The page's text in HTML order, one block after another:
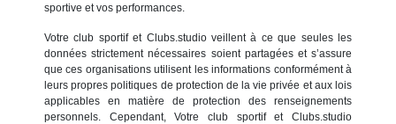
sportive et vos performances.
Votre club sportif et Clubs.studio veillent à ce que seules les
données strictement nécessaires soient partagées et s’assure
que ces organisations utilisent les informations conformément à
leurs propres politiques de protection de la vie privée et aux lois
applicables en matière de protection des renseignements
personnels. Cependant, Votre club sportif et Clubs.studio